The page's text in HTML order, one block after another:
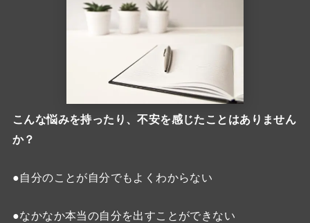
こんな悩みを持ったり、不安を感じたことはありません
か？
●自分のことが自分でもよくわからない
●なかなか本当の自分を出すことができない